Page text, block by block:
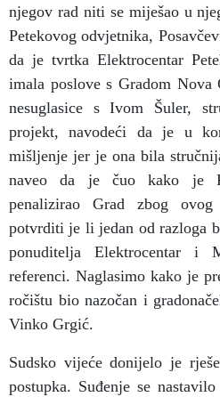
njegov rad niti se miješao u
Petekovog odvjetnika,
da je tvrtka Elektrocentar
imala poslove s Gradom
nesuglasice s Ivom Šuler,
projekt, navodeći da je u
mišljenje jer je ona bila
naveo da je čuo kako je
penalizirao Grad zbog
potvrditi je li jedan od razloga
ponuditelja Elektrocentar i
referenci. Naglasimo kako je
ročištu bio nazočan i
Vinko Grgić.
Sudsko vijeće donijelo je
postupka. Suđenje se